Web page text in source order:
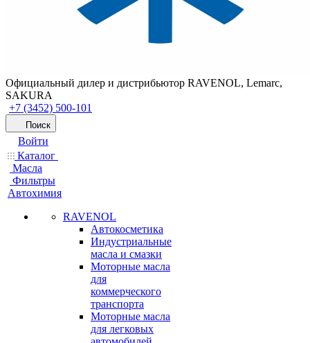
Официальный дилер и дистрибьютор RAVENOL, Lemarc,
SAKURA
+7 (3452) 500-101
Поиск
Войти
Каталог
Масла
Фильтры
Автохимия
RAVENOL
Автокосметика
Индустриальные
масла и смазки
Моторные масла
для
коммерческого
транспорта
Моторные масла
для легковых